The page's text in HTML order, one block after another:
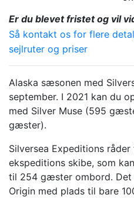
Er du blevet fristet og vil
Så kontakt os for flere
sejlruter og priser
Alaska sæsonen med
september. I 2021 kan du
med Silver Muse (595
gæster).
Silversea Expeditions
ekspeditions skibe, som
til 254 gæster ombord. Det
Origin med plads til bare